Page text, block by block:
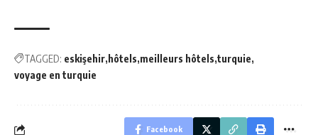
TAGGED: eskişehir hôtels meilleurs hôtels turquie
voyage en turquie
Facebook